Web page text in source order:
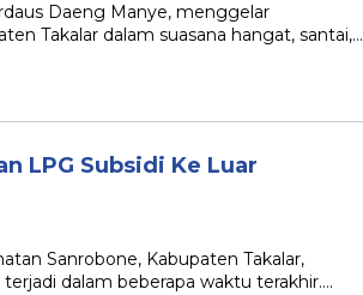
Daeng Manye, menggelar
Takalar dalam suasana hangat, santai,…
LPG Subsidi Ke Luar
Sanrobone, Kabupaten Takalar,
dalam beberapa waktu terakhir….